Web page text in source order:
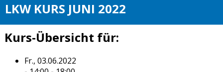
LKW KURS JUNI 2022
Kurs-Übersicht für:
Fr., 03.06.2022